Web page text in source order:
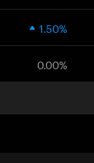
1.50%
0.00%